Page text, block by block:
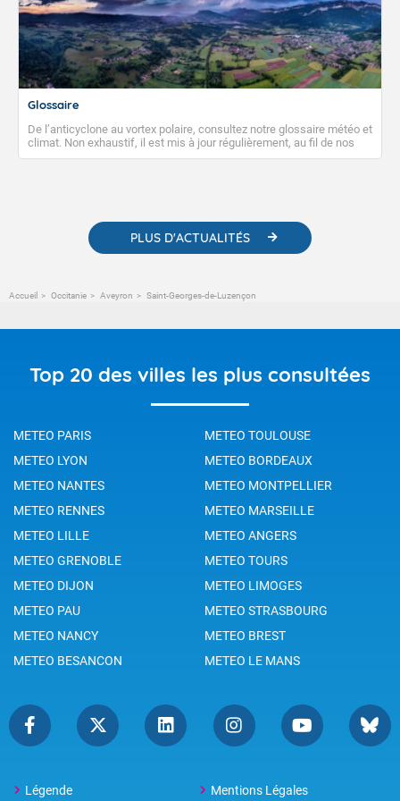
Glossaire
De l’anticyclone au vortex polaire, consultez notre glossaire météo et
climat. Non exhaustif, il est mis à jour régulièrement, au fil de nos
publications. Vous y trouverez également des liens utiles vers nos
PLUS D'ACTUALITÉS
Accueil Occitanie Aveyron Saint-Georges-de-Luzençon
Top 20 des villes les plus consultées
METEO PARIS
METEO TOULOUSE
METEO LYON
METEO BORDEAUX
METEO NANTES
METEO MONTPELLIER
METEO RENNES
METEO MARSEILLE
METEO LILLE
METEO ANGERS
METEO GRENOBLE
METEO TOURS
METEO DIJON
METEO LIMOGES
METEO PAU
METEO STRASBOURG
METEO NANCY
METEO BREST
METEO BESANCON
METEO LE MANS
Légende Mentions Légales